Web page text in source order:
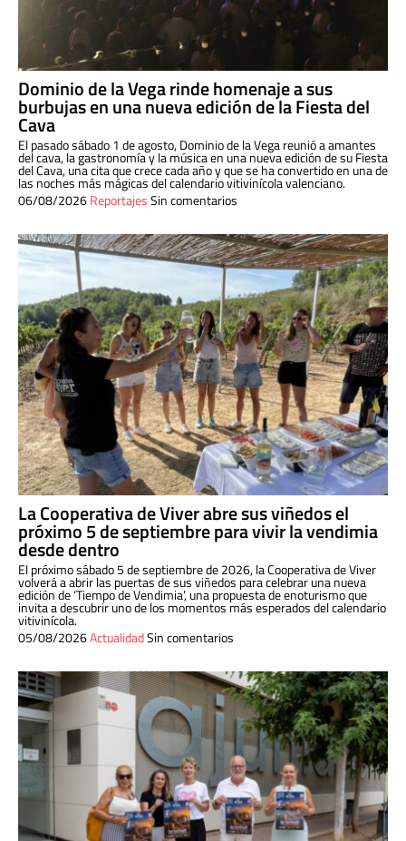
Dominio de la Vega rinde homenaje a sus
burbujas en una nueva edición de la Fiesta del
Cava
El pasado sábado 1 de agosto, Dominio de la Vega reunió a amantes
del cava, la gastronomía y la música en una nueva edición de su Fiesta
del Cava, una cita que crece cada año y que se ha convertido en una de
las noches más mágicas del calendario vitivinícola valenciano.
06/08/2026ReportajesSin comentarios
La Cooperativa de Viver abre sus viñedos el
próximo 5 de septiembre para vivir la vendimia
desde dentro
El próximo sábado 5 de septiembre de 2026, la Cooperativa de Viver
volverá a abrir las puertas de sus viñedos para celebrar una nueva
edición de ‘Tiempo de Vendimia’, una propuesta de enoturismo que
invita a descubrir uno de los momentos más esperados del calendario
vitivinícola.
05/08/2026ActualidadSin comentarios